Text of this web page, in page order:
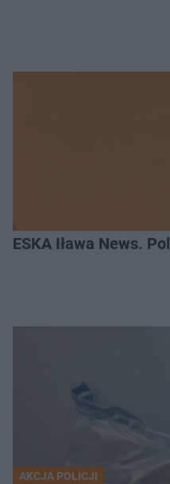
ESKA Iława News.
AKCJA POLICJI